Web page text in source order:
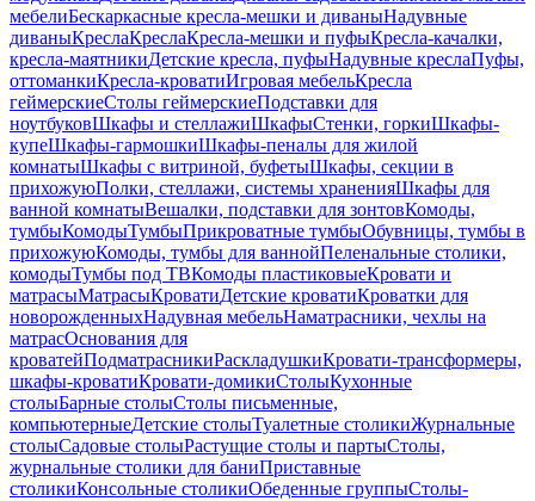
мебелиБескаркасные кресла-мешки и диваныНадувные
диваныКреслаКреслаКресла-мешки и пуфыКресла-качалки,
кресла-маятникиДетские кресла, пуфыНадувные креслаПуфы,
оттоманкиКресла-кроватиИгровая мебельКресла
геймерскиеСтолы геймерскиеПодставки для
ноутбуковШкафы и стеллажиШкафыСтенки, горкиШкафы-
купеШкафы-гармошкиШкафы-пеналы для жилой
комнатыШкафы с витриной, буфетыШкафы, секции в
прихожуюПолки, стеллажи, системы храненияШкафы для
ванной комнатыВешалки, подставки для зонтовКомоды,
тумбыКомодыТумбыПрикроватные тумбыОбувницы, тумбы в
прихожуюКомоды, тумбы для ваннойПеленальные столики,
комодыТумбы под ТВКомоды пластиковыеКровати и
матрасыМатрасыКроватиДетские кроватиКроватки для
новорожденныхНадувная мебельНаматрасники, чехлы на
матрасОснования для
кроватейПодматрасникиРаскладушкиКровати-трансформеры,
шкафы-кроватиКровати-домикиСтолыКухонные
столыБарные столыСтолы письменные,
компьютерныеДетские столыТуалетные столикиЖурнальные
столыСадовые столыРастущие столы и партыСтолы,
журнальные столики для баниПриставные
столикиКонсольные столикиОбеденные группыСтолы-